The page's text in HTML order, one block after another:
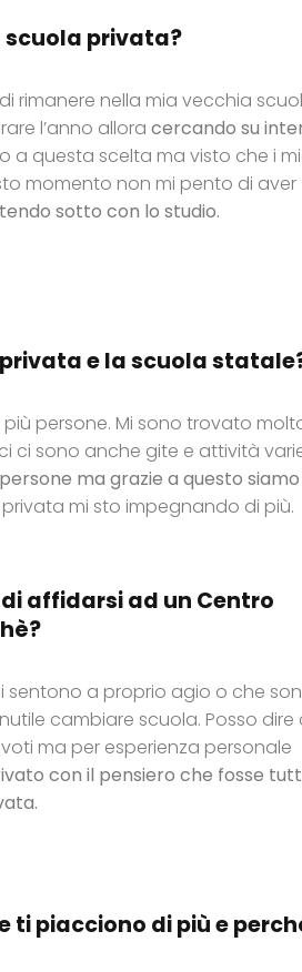
scuola privata?
rimanere nella mia vecchia
l’anno allora cercando su
a questa scelta ma visto che i
momento non mi pento di aver
sotto con lo studio.
e la scuola
persone. Mi sono trovato
ci sono anche gite e attività
ma grazie a questo siamo
mi sto impegnando di più.
affidarsi ad un Centro
sentono a proprio agio o che
cambiare scuola. Posso dire
ma per esperienza personale
con il pensiero che fosse
piacciono di più e